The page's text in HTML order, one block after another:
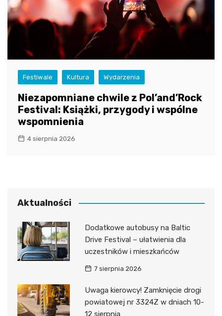
Festiwale Kultura Wydarzenia
Niezapomniane chwile z Pol’and’Rock
Festival: Książki, przygody i wspólne
wspomnienia
4 sierpnia 2026
Aktualności
Dodatkowe autobusy na Baltic
Drive Festival – ułatwienia dla
uczestników i mieszkańców
7 sierpnia 2026
Uwaga kierowcy! Zamknięcie drogi
powiatowej nr 3324Z w dniach 10-
12 sierpnia